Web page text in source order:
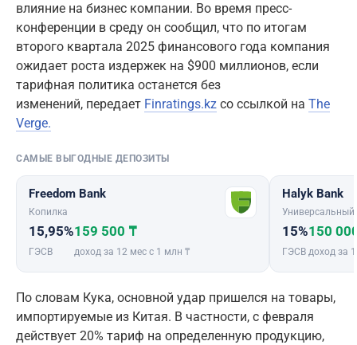
влияние на бизнес компании. Во время пресс-
конференции в среду он сообщил, что по итогам
второго квартала 2025 финансового года компания
ожидает роста издержек на $900 миллионов, если
тарифная политика останется без
изменений, передает Finratings.kz со ссылкой на The
Verge.
САМЫЕ ВЫГОДНЫЕ ДЕПОЗИТЫ
Freedom Bank
Копилка
15,95%
ГЭСВ
159 500 ₸
доход за 12 мес с 1 млн ₸
Halyk Bank
Универсальный
15%
ГЭСВ
150
доход за
По словам Кука, основной удар пришелся на товары,
импортируемые из Китая. В частности, с февраля
действует 20% тариф на определенную продукцию,